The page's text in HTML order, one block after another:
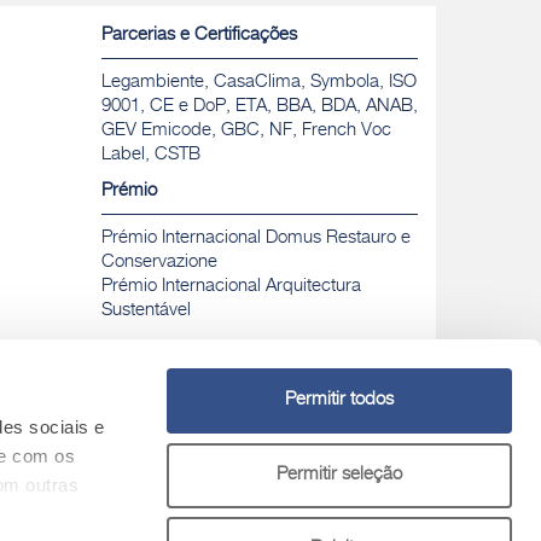
sociais e
com os
outras
Permitir todos
Permitir seleção
Parcerias e Certificações
Legambiente, CasaClima, Symbola, ISO
9001, CE e DoP, ETA, BBA, BDA, ANAB,
GEV Emicode, GBC, NF, French Voc
Label, CSTB
Prémio
Prémio Internacional Domus Restauro e
Conservazione
Prémio Internacional Arquitectura
Sustentável
Chamada para rede fixa nacional gratuita